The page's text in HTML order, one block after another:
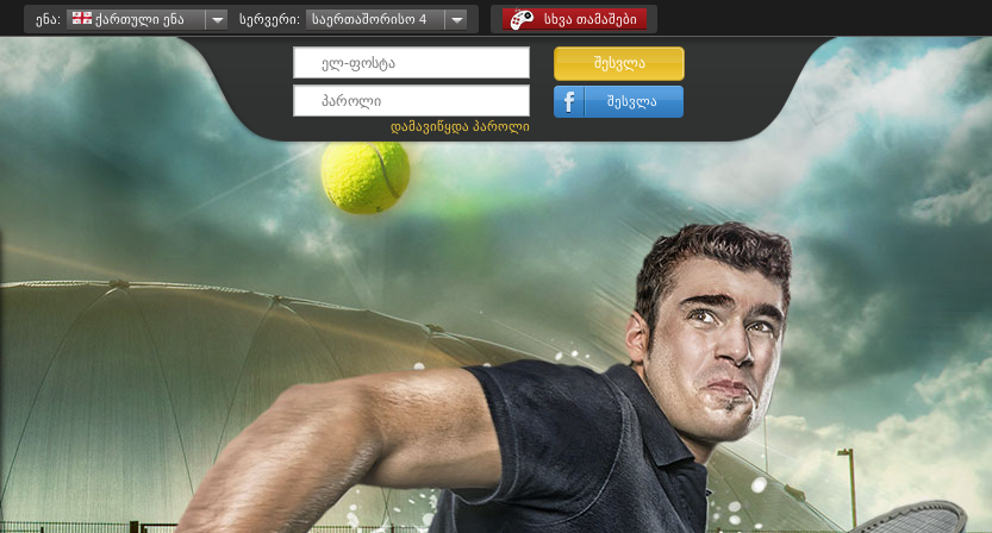
ენა: ქართული ენა სერვერი: საერთაშორისო 4 სხვა თამაშები
დამავიწყდა პაროლი
შესვლა
შესვლა